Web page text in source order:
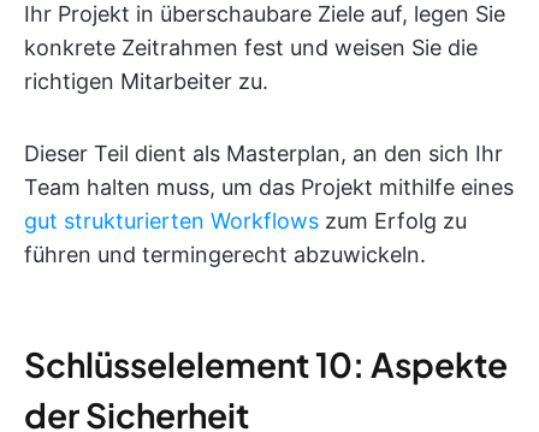
Ihr Projekt in überschaubare Ziele auf, legen Sie
konkrete Zeitrahmen fest und weisen Sie die
richtigen Mitarbeiter zu.
Dieser Teil dient als Masterplan, an den sich Ihr
Team halten muss, um das Projekt mithilfe eines
gut strukturierten Workflows zum Erfolg zu
führen und termingerecht abzuwickeln.
Schlüsselelement 10: Aspekte
der Sicherheit